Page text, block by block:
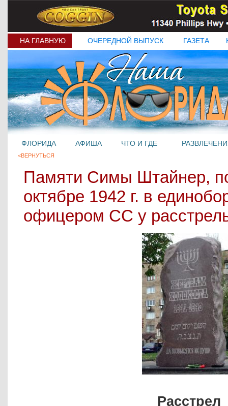
НА ГЛАВНУЮ ОЧЕРЕДНОЙ ВЫПУСК ГАЗЕТА
ФЛОРИДА АФИША ЧТО И ГДЕ
<ВЕРНУТЬСЯ
Памяти Симы Штайнер,
октябре 1942 г. в
офицером СС у
Расстрел